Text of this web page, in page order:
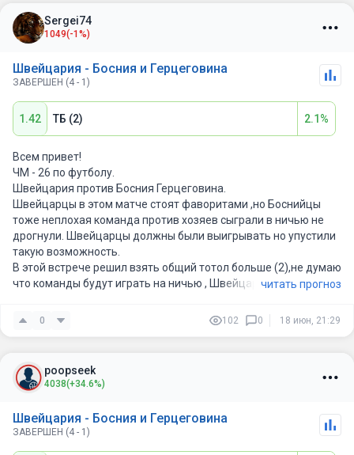
Победа Швейцарии и тм 3.5
цепляться, но класс и опыт швейцарцев должны взять верх.
Sergei74
1049(-1%)
Швейцария - Босния и Герцеговина
ЗАВЕРШЕН (4 - 1)
1.42 ТБ (2) 2.1%
Всем привет!
ЧМ - 26 по футболу.
Швейцария против Босния Герцеговина.
Швейцарцы в этом матче стоят фаворитами ,но Боснийцы
тоже неплохая команда против хозяев сыграли в ничью не
дрогнули. Швейцарцы должны были выигрывать но упустили
такую возможность.
В этой встрече решил взять общий тотол больше (2),не думаю
что команды будут играть на ничью , Швейцарцы
,а Боснийцы попытаются поймать на контратаках. Матч
0,2-1). Это мое мнение .
Всем удачи.
читать прогноз
0 102 0 18 июн, 21:29
poopseek
4038(+34.6%)
Швейцария - Босния и Герцеговина
ЗАВЕРШЕН (4 - 1)